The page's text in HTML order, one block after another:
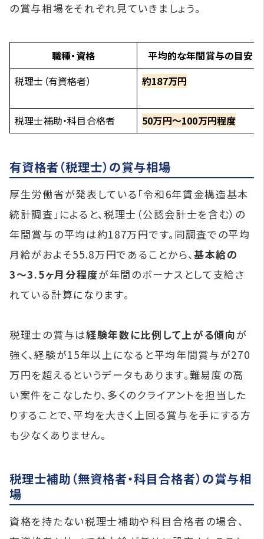
の賞与相場をそれぞれ見ていきましょう。
職種・資格
平均的な年間賞与の目安
税理士（有資格者）
約187万円
税理士補助・科目合格者 50万円〜100万円程度
有資格者（税理士）の賞与相場
厚生労働省が発表している「令和6年賃金構造基本
統計調査」によると、税理士（公認会計士を含む）の
年間賞与の平均は約187万円です。同調査での平均
月給がおよそ55.8万円であることから、基本給の
3〜3.5ヶ月分程度が年間のボーナスとして支給さ
れている計算になります。
税理士の賞与は経験年数に比例して上がる傾向が
強く、経験が15年以上になると平均年間賞与が270
万円を超えるというデータもあります。難易度の高
い案件をこなしたり、多くのクライアントを担当した
りすることで、平均を大きく上回る賞与を手にする方
も少なくありません。
税理士補助（無資格者・科目合格者）の賞与相
場
資格を持たない税理士補助や科目合格者の場合、